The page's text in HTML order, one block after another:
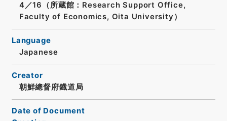
4／16（所蔵館：Research Support Office,
Faculty of Economics, Oita University）
Language
Japanese
Creator
朝鮮總督府鐡道局
Date of Document